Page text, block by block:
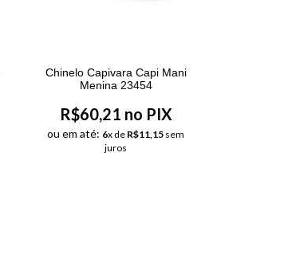
Chinelo Capivara Capi Mani
Menina 23454
R$60,21 no PIX
ou em até: 6x de R$11,15 sem
juros